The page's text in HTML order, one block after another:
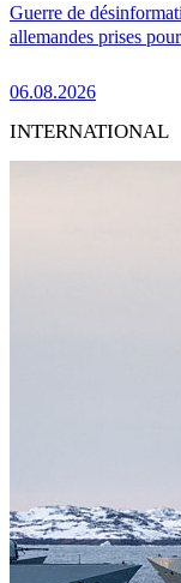
Guerre de
allemandes prises
06.08.2026
INTERNATIONAL